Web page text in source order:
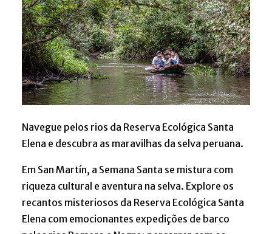
Navegue pelos rios da Reserva Ecológica Santa
Elena e descubra as maravilhas da selva peruana.
Em San Martín, a Semana Santa se mistura com
riqueza cultural e aventura na selva. Explore os
recantos misteriosos da Reserva Ecológica Santa
Elena com emocionantes expedições de barco